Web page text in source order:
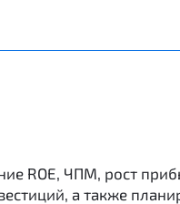
ROE, ЧПМ, рост
а также